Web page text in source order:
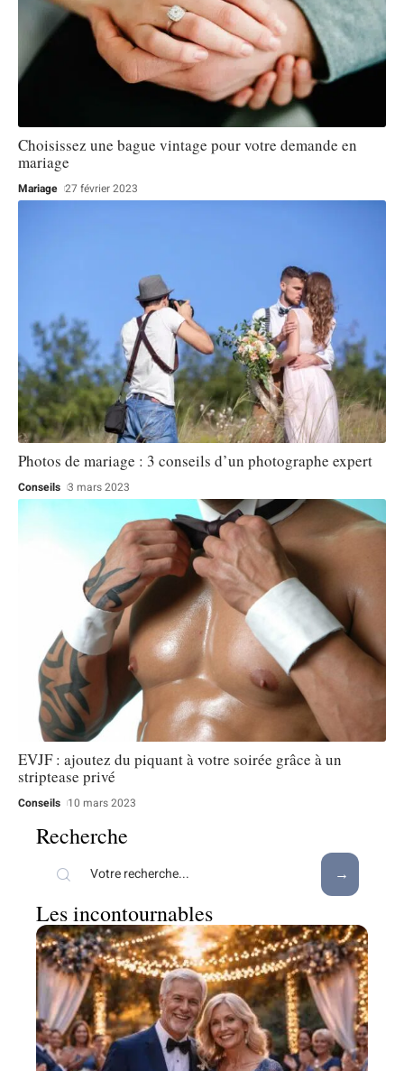
Choisissez une bague vintage pour votre demande en
mariage
Mariage 27 février 2023
Photos de mariage : 3 conseils d’un photographe expert
Conseils 3 mars 2023
EVJF : ajoutez du piquant à votre soirée grâce à un
striptease privé
Conseils 10 mars 2023
Recherche
Les incontournables